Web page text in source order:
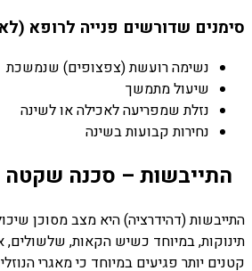
סימנים שדורשים פנייה לרופא
נשימה רועשת (צפצופים) שנמשכת
שיעול מתמשך
נזלת שמפריעה לאכילה או לשינה
נחירות קבועות בשינה
התייבשות – סכנה שקטה
התייבשות (דהידרציה) היא מצב מסוכן
תינוקות, במיוחד כשיש הקאות, שלשולים,
קטנים יותר פגיעים במיוחד כי מאגרי